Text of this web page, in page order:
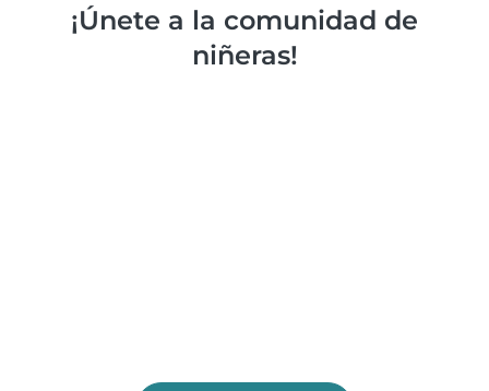
¡Únete a la comunidad de
niñeras!